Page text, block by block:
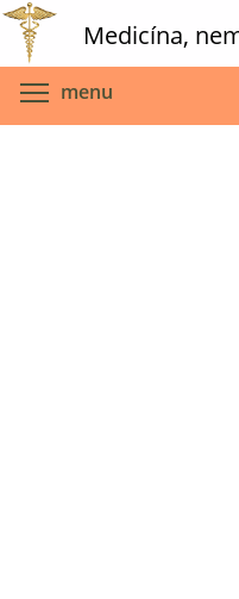
Skip
main
content
Medicína,
menu